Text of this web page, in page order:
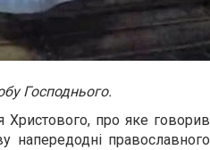
Господнього.
Христового, про яке говорив
напередодні православного